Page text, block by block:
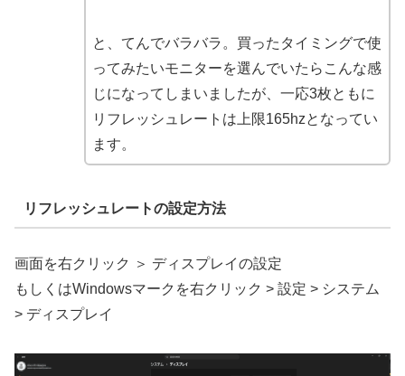
と、てんでバラバラ。買ったタイミングで使
ってみたいモニターを選んでいたらこんな感
じになってしまいましたが、一応3枚ともに
リフレッシュレートは上限165hzとなってい
ます。
リフレッシュレートの設定方法
画面を右クリック ＞ ディスプレイの設定
もしくはWindowsマークを右クリック > 設定 > システム
> ディスプレイ